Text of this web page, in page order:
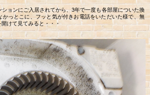
ョンにご入居されてから、3年で一度も各部屋についた換
かっとこに、フッと気が付きお電話をいただいた様で、無
けて見てみると・・・